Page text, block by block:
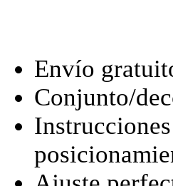
2019)
Envío
Conjunto/